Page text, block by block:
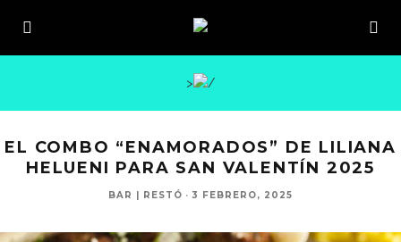
>
EL COMBO “ENAMORADOS” DE LILIANA
HELUENI PARA SAN VALENTÍN 2025
BAR | RESTÓ · 3 FEBRERO, 2025